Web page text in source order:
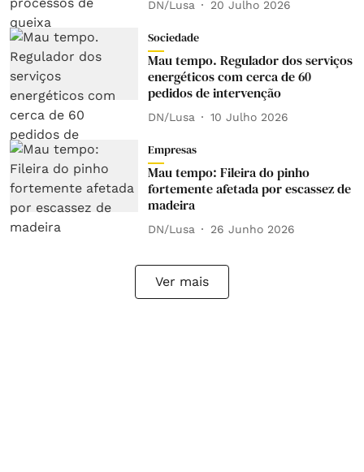
DN/Lusa 20 Julho 2026
Sociedade
Mau tempo. Regulador dos serviços
energéticos com cerca de 60
pedidos de intervenção
DN/Lusa 10 Julho 2026
Empresas
Mau tempo: Fileira do pinho
fortemente afetada por escassez de
madeira
DN/Lusa 26 Junho 2026
Ver mais